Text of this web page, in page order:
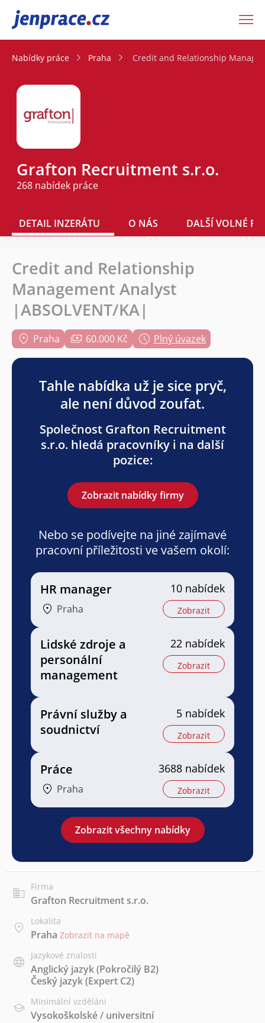
JenPráce.cz
Nabídky práce Praha Credit and Relationship
Grafton Recruitment s.r.o.
268 nabídek práce
DETAIL INZERÁTU O NÁS DALŠÍ VOLNÉ
Credit and Relationship
Management Analyst
|ABSOLVENT/KA|
Praha 60.000 Kč Plný úvazek
Tahle nabídka už je sice pryč,
ale není důvod zoufat.
Společnost Grafton Recruitment
s.r.o. hledá pracovníky i na další
pozice:
Zobrazit nabídky firmy
Nebo se podívejte na jiné zajímavé
pracovní příležitosti ve vašem okolí:
HR manager
Praha
10 nabídek
Zobrazit
Lidské zdroje a
personální
management
22 nabídek
Zobrazit
Právní služby a
soudnictví
5 nabídek
Zobrazit
Práce
Praha
3688 nabídek
Zobrazit
Zobrazit všechny nabídky
Firma
Grafton Recruitment s.r.o.
Lokalita
Praha Zobrazit na mapě
Jazykové znalosti
Anglický jazyk(Pokročilý B2)
Český jazyk(Expert C2)
Minimální vzdělání
Vysokoškolské / universitní